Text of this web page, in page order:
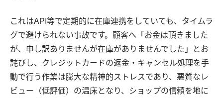
これはAPI等で定期的に在庫連携をしていても、タイムラ
グで避けられない事故です。顧客へ「お金は頂きました
が、申し訳ありませんが在庫がありませんでした」とお
詫びし、クレジットカードの返金・キャンセル処理を手
動で行う作業は膨大な精神的ストレスであり、悪質なレ
ビュー（低評価）の温床となり、ショップの信頼を地に